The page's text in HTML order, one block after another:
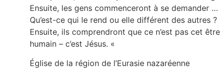
Ensuite, les gens commenceront à se demander …
Qu’est-ce qui le rend ou elle différent des autres ?
Ensuite, ils comprendront que ce n’est pas cet être
humain – c’est Jésus. «
Église de la région de l’Eurasie nazaréenne